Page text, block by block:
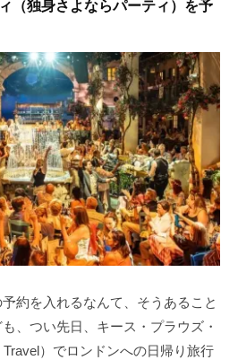
（独身さよならパーティ）を予
約を入れるなんて、そうあること
、つい先日、キース・プラウズ・
Travel）でロンドンへの日帰り旅行